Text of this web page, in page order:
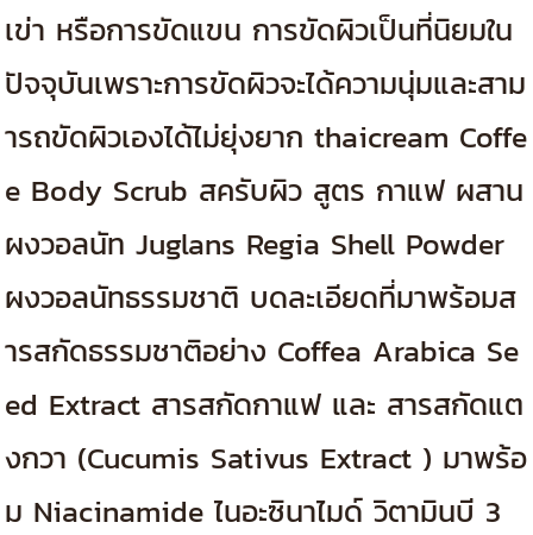
เข่า หรือการขัดแขน การขัดผิวเป็นที่นิยมใน
ปัจจุบันเพราะการขัดผิวจะได้ความนุ่มและสาม
ารถขัดผิวเองได้ไม่ยุ่งยาก thaicream Coffe
e Body Scrub สครับผิว สูตร กาแฟ ผสาน
ผงวอลนัท Juglans Regia Shell Powder
ผงวอลนัทธรรมชาติ บดละเอียดที่มาพร้อมส
ารสกัดธรรมชาติอย่าง Coffea Arabica Se
ed Extract สารสกัดกาแฟ และ สารสกัดแต
งกวา (Cucumis Sativus Extract ) มาพร้อ
ม Niacinamide ไนอะซินาไมด์ วิตามินบี 3